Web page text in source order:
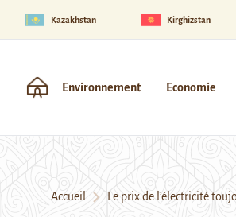
Kazakhstan Kirghizstan
Environnement Economie
Accueil Le prix de l’électricité